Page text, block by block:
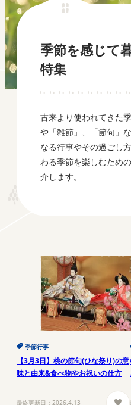
季節を感じて
特集
古来より使われてきた
や「雑節」、「節句」
なる行事やその過ごし
わる季節を楽しむため
介します。
季節行事
【3月3日】桃の節句(ひな祭り)の意
味と由来&食べ物やお祝いの仕方
最終更新日： 2026.4.13